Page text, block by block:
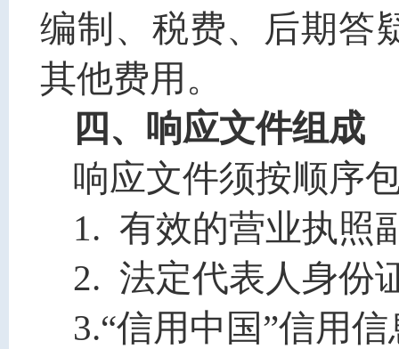
编制、税费、后期答
其他费用。
四、响应文件组成
响应文件须按顺序
1. 有效的营业执照
2. 法定代表人身份
3.“信用中国”信用